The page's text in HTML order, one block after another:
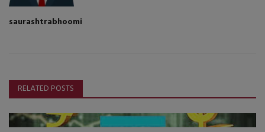
saurashtrabhoomi
RELATED POSTS